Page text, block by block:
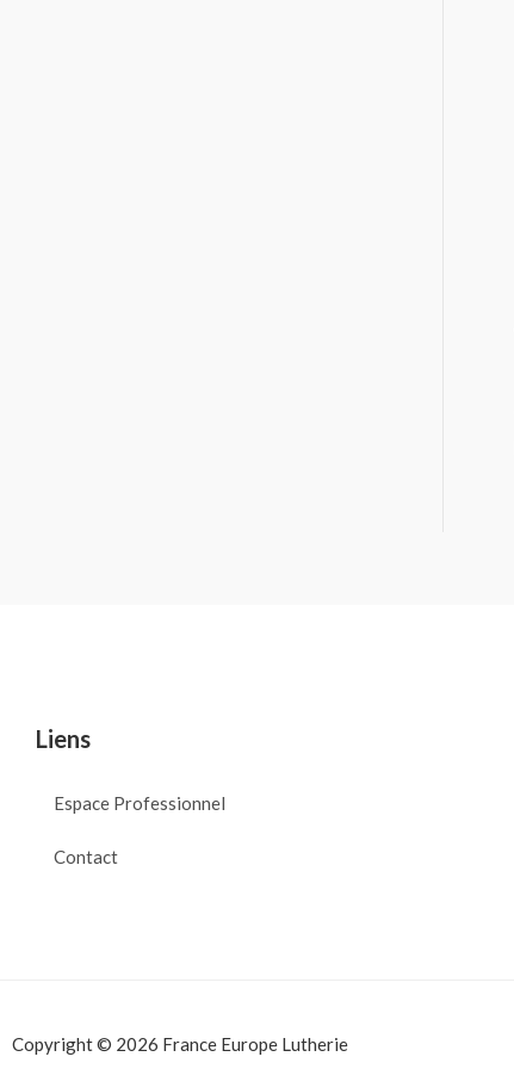
Liens
Espace Professionnel
Contact
Copyright © 2026 France Europe Lutherie